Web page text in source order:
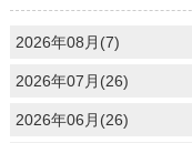
2026年08月(7)
2026年07月(26)
2026年06月(26)